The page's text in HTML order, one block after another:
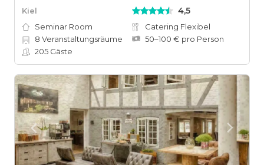
Kiel 4,5
Seminar Room
Catering Flexibel
8 Veranstaltungsräume
50–100 € pro Person
205 Gäste